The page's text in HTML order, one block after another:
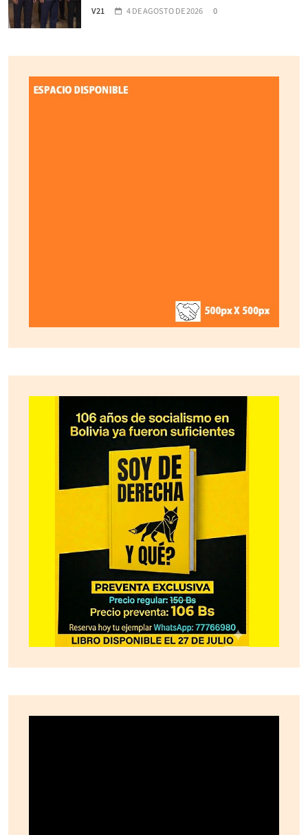
V21 4 DE AGOSTO DE 2026 0